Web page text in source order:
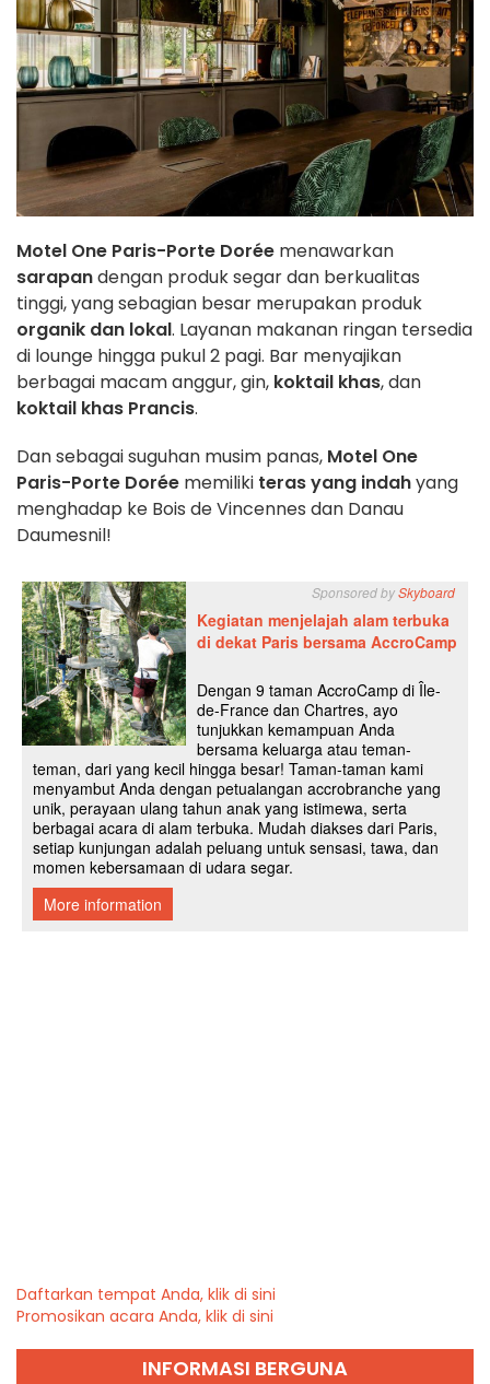
Motel One Paris-Porte Dorée menawarkan
sarapandengan produk segar dan berkualitas
tinggi, yang sebagian besar merupakan produk
organik dan lokal. Layanan makanan ringan tersedia
di lounge hingga pukul 2 pagi. Bar menyajikan
berbagai macam anggur, gin, koktail khas, dan
koktail khas Prancis.
Dan sebagai suguhan musim panas, Motel One
Paris-Porte Dorée memiliki teras yang indahyang
menghadap ke Bois de Vincennes dan Danau
Daumesnil!
Daftarkan tempat Anda, klik di sini
Promosikan acara Anda, klik di sini
INFORMASI BERGUNA